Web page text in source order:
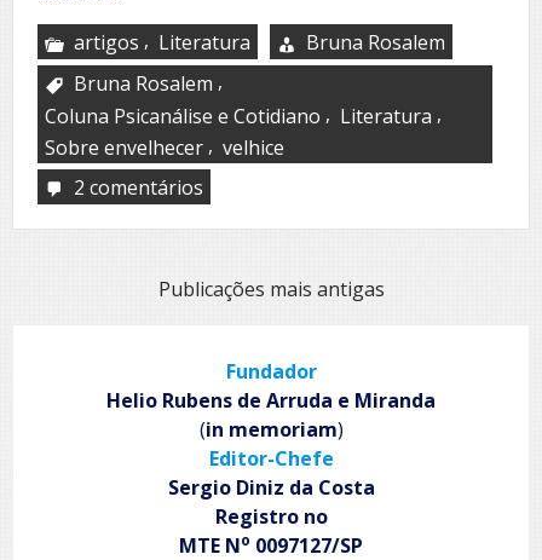
artigos , Literatura
Bruna Rosalem
Bruna Rosalem ,
Coluna Psicanálise e Cotidiano , Literatura ,
Sobre envelhecer , velhice
2 comentários
envelhecer
NavegaçãoPublicações mais antigas
Fundador
Helio Rubens de Arruda e Miranda
(in memoriam)
Editor-Chefe
Sergio Diniz da Costa
Registro no
MTE No 0097127/SP